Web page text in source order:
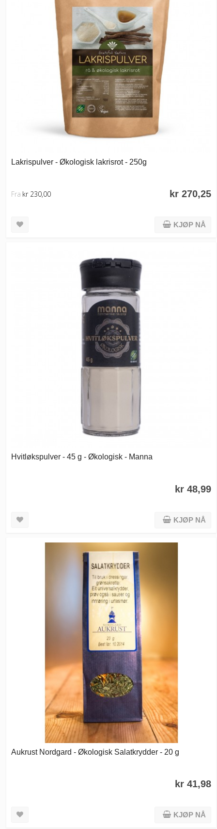
Lakrispulver - Økologisk lakrisrot - 250g
kr 270,25
Fra kr 230,00
KJØP NÅ
Hvitløkspulver - 45 g - Økologisk - Manna
kr 48,99
KJØP NÅ
Aukrust Nordgard - Økologisk Salatkrydder - 20 g
kr 41,98
KJØP NÅ